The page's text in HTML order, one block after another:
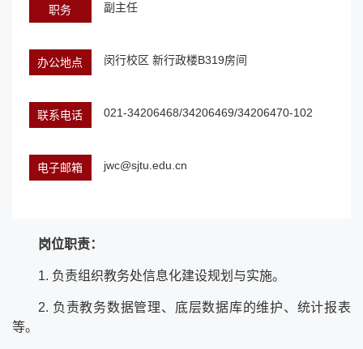
职务 副主任
办公地点 闵行校区 新行政楼B319房间
联系电话 021-34206468/34206469/34206470-102
电子邮箱 jwc@sjtu.edu.cn
岗位职责：
1. 负责组织教务处信息化建设规划与实施。
2. 负责教务数据管理、底层数据库的维护、统计报表
等。